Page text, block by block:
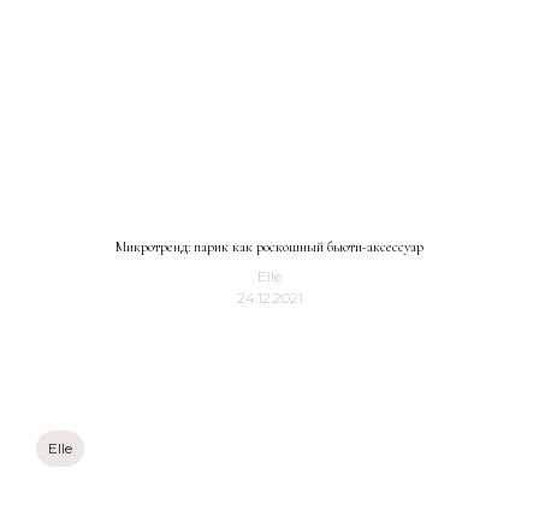
Микротренд: парик как роскошный бьюти-аксессуар
Elle
24.12.2021
Elle